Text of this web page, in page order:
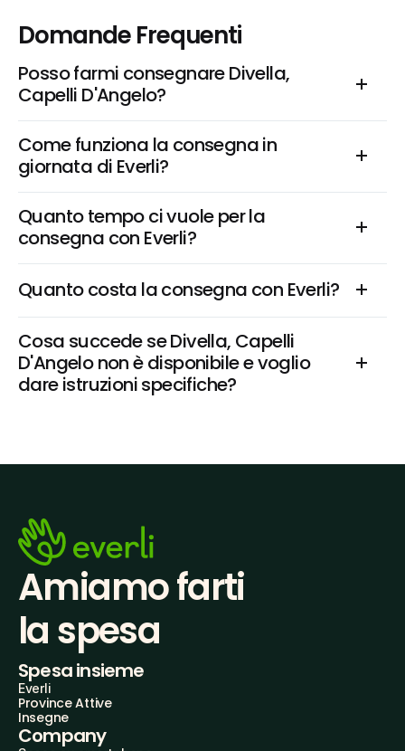
Domande Frequenti
Posso farmi consegnare Divella,
Capelli D'Angelo?
Come funziona la consegna in
giornata di Everli?
Quanto tempo ci vuole per la
consegna con Everli?
Quanto costa la consegna con Everli?
Cosa succede se Divella, Capelli
D'Angelo non è disponibile e voglio
dare istruzioni specifiche?
Amiamo farti
la spesa
Spesa insieme
Everli
Province Attive
Insegne
Company